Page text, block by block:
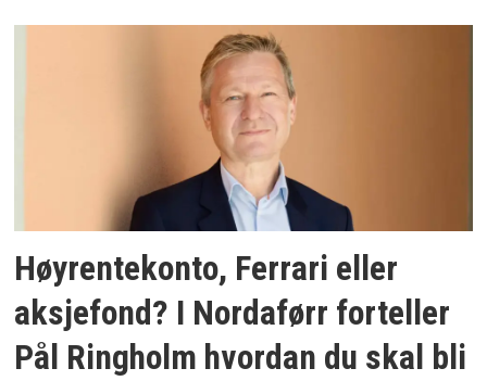
Høyrentekonto, Ferrari eller
aksjefond? I Nordaførr forteller
Pål Ringholm hvordan du skal bli